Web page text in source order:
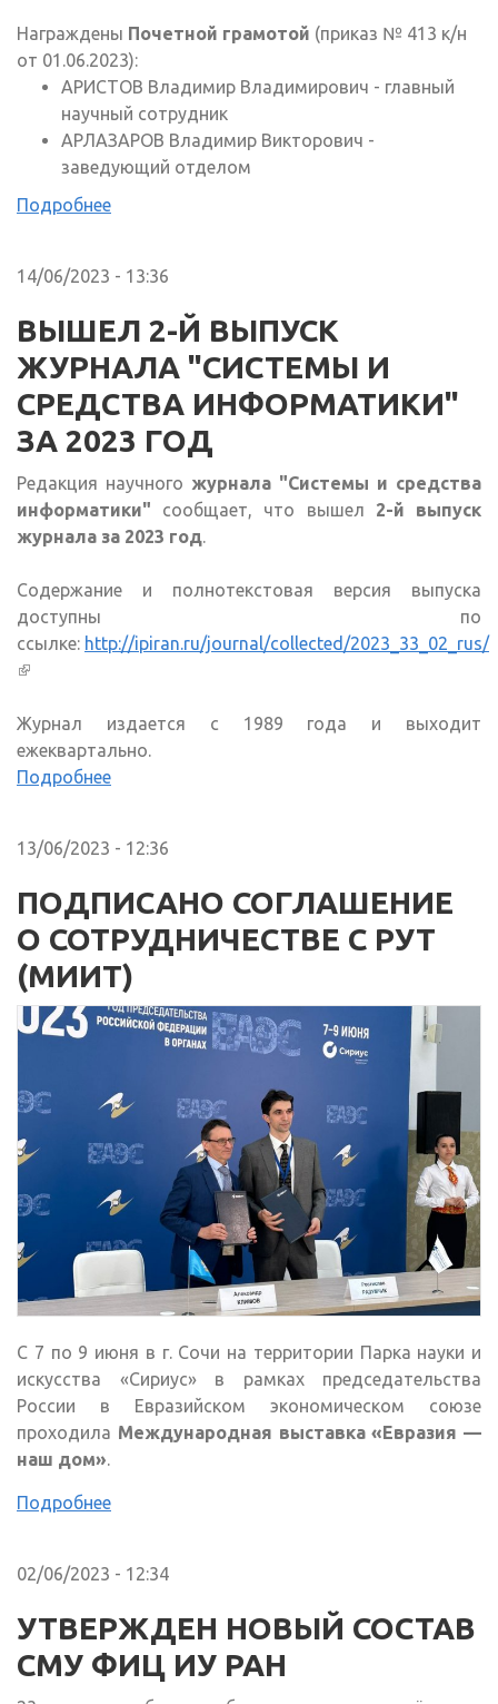
Награждены Почетной грамотой (приказ № 413 к/н
от 01.06.2023):
АРИСТОВ Владимир Владимирович - главный
научный сотрудник
АРЛАЗАРОВ Владимир Викторович -
заведующий отделом
Подробнее
14/06/2023 - 13:36
ВЫШЕЛ 2-Й ВЫПУСК
ЖУРНАЛА "СИСТЕМЫ И
СРЕДСТВА ИНФОРМАТИКИ"
ЗА 2023 ГОД
Редакция научного журнала "Системы и средства
информатики" сообщает, что вышел 2-й выпуск
журнала за 2023 год.
Содержание и полнотекстовая версия выпуска
доступны по
ссылке: http://ipiran.ru/journal/collected/2023_33_02_rus/
(внешняя ссылка)
Журнал издается с 1989 года и выходит
ежеквартально.
Подробнее
13/06/2023 - 12:36
ПОДПИСАНО СОГЛАШЕНИЕ
О СОТРУДНИЧЕСТВЕ С РУТ
(МИИТ)
С 7 по 9 июня в г. Сочи на территории Парка науки и
искусства «Сириус» в рамках председательства
России в Евразийском экономическом союзе
проходила Международная выставка «Евразия —
наш дом».
Подробнее
02/06/2023 - 12:34
УТВЕРЖДЕН НОВЫЙ СОСТАВ
СМУ ФИЦ ИУ РАН